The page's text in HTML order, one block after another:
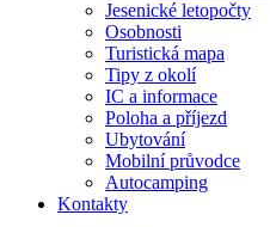
Jesenické letopočty
Osobnosti
Turistická mapa
Tipy z okolí
IC a informace
Poloha a příjezd
Ubytování
Mobilní průvodce
Autocamping
Kontakty